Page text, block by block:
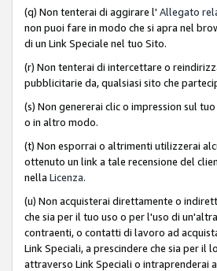
(q) Non tenterai di aggirare l' Allegato
non puoi fare in modo che si apra nel
di un Link Speciale nel tuo Sito.
(r) Non tenterai di intercettare o
pubblicitarie da, qualsiasi sito che
(s) Non genererai clic o impression sul
o in altro modo.
(t) Non esporrai o altrimenti utilizzerai
ottenuto un link a tale recensione del
nella Licenza.
(u) Non acquisterai direttamente o
che sia per il tuo uso o per l'uso di
contraenti, o contatti di lavoro ad
Link Speciali, a prescindere che sia per
attraverso Link Speciali o intraprenderai